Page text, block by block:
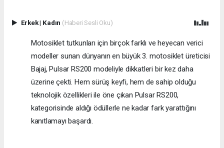
Erkek| Kadın (Haberi Sesli Oku)
Motosiklet tutkunları için birçok farklı ve heyecan verici
modeller sunan dünyanın en büyük 3. motosiklet üreticisi
Bajaj, Pulsar RS200 modeliyle dikkatleri bir kez daha
üzerine çekti. Hem sürüş keyfi, hem de sahip olduğu
teknolojik özellikleri ile öne çıkan Pulsar RS200,
kategorisinde aldığı ödüllerle ne kadar fark yarattığını
kanıtlamayı başardı.